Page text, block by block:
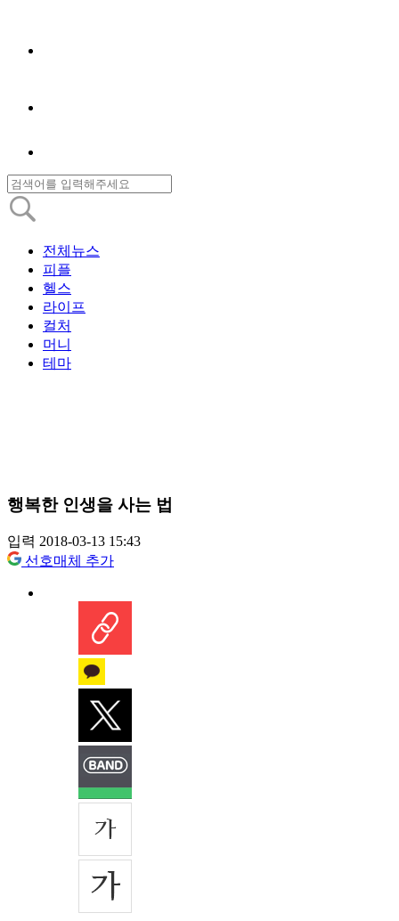
전체뉴스
피플
헬스
라이프
컬처
머니
테마
행복한 인생을 사는 법
입력 2018-03-13 15:43
선호매체 추가